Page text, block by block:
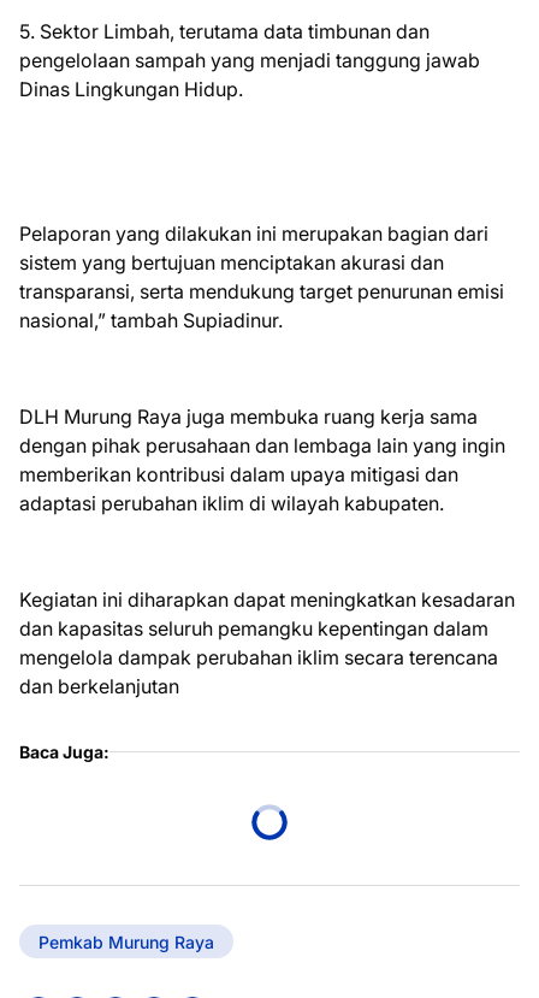
5. Sektor Limbah, terutama data timbunan dan
pengelolaan sampah yang menjadi tanggung jawab
Dinas Lingkungan Hidup.
Pelaporan yang dilakukan ini merupakan bagian dari
sistem yang bertujuan menciptakan akurasi dan
transparansi, serta mendukung target penurunan emisi
nasional,” tambah Supiadinur.
DLH Murung Raya juga membuka ruang kerja sama
dengan pihak perusahaan dan lembaga lain yang ingin
memberikan kontribusi dalam upaya mitigasi dan
adaptasi perubahan iklim di wilayah kabupaten.
Kegiatan ini diharapkan dapat meningkatkan kesadaran
dan kapasitas seluruh pemangku kepentingan dalam
mengelola dampak perubahan iklim secara terencana
dan berkelanjutan
Baca Juga:
Pemkab Murung Raya